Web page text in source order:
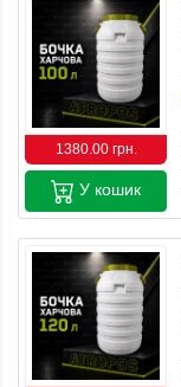
1380.00 грн.
У кошик